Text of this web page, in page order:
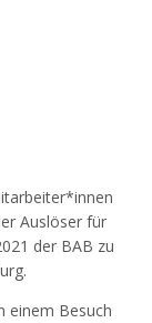
Auslöser für
der BAB zu
einem Besuch